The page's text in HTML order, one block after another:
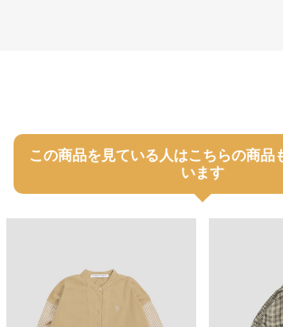
この商品を見ている人はこちらの商品
います